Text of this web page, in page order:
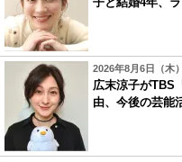
2026年8月6日（木
広末涼子がTBS
由、今後の芸能